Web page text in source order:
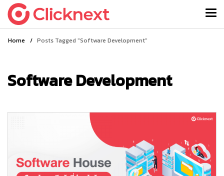
Home / Posts Tagged "Software Development"
Software Development